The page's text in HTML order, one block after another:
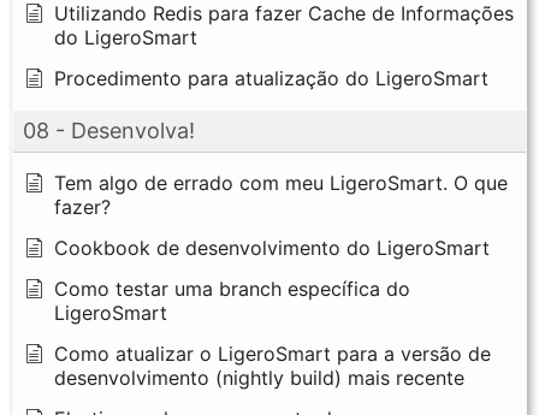
Utilizando Redis para fazer Cache de Informações
do LigeroSmart
Procedimento para atualização do LigeroSmart
08 - Desenvolva!
Tem algo de errado com meu LigeroSmart. O que
fazer?
Cookbook de desenvolvimento do LigeroSmart
Como testar uma branch específica do
LigeroSmart
Como atualizar o LigeroSmart para a versão de
desenvolvimento (nightly build) mais recente